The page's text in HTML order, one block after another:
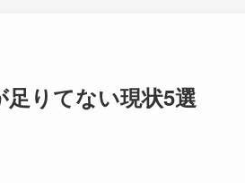
足りてない現状5選